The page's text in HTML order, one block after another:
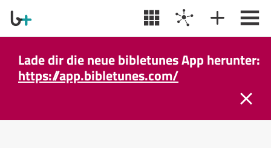
Lade dir die neue bibletunes App herunter:
https://app.bibletunes.com/